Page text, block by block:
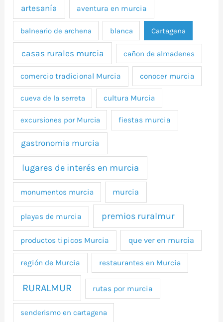
artesanía aventura en murcia
balneario de archena blanca Cartagena
casas rurales murcia cañon de almadenes
comercio tradicional Murcia conocer murcia
cueva de la serreta cultura Murcia
excursiones por Murcia fiestas murcia
gastronomia murcia
lugares de interés en murcia
monumentos murcia murcia
playas de murcia premios ruralmur
productos tipicos Murcia que ver en murcia
región de Murcia restaurantes en Murcia
RURALMUR rutas por murcia
senderismo en cartagena